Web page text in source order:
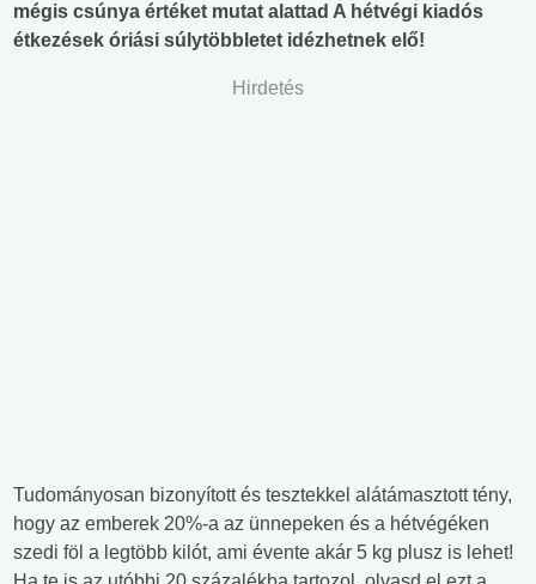
mégis csúnya értéket mutat alattad A hétvégi kiadós
étkezések óriási súlytöbbletet idézhetnek elő!
Hirdetés
Tudományosan bizonyított és tesztekkel alátámasztott tény,
hogy az emberek 20%-a az ünnepeken és a hétvégéken
szedi föl a legtöbb kilót, ami évente akár 5 kg plusz is lehet!